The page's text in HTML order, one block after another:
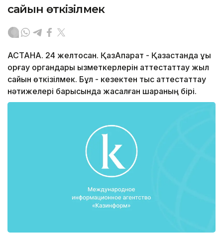
сайын өткізілмек
АСТАНА. 24 желтоқсан. ҚазАқпарат - Қазақстанда құқық
қорғау органдары қызметкерлерін аттестаттау жыл
сайын өткізілмек. Бұл - кезектен тыс аттестаттау
нәтижелері барысында жасалған шараның бірі.